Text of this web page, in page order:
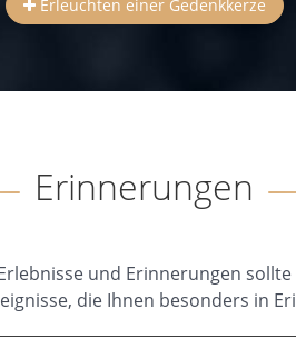
Erleuchten einer Gedenkkerze
Erinnerungen
und Erinnerungen
die Ihnen besonders in